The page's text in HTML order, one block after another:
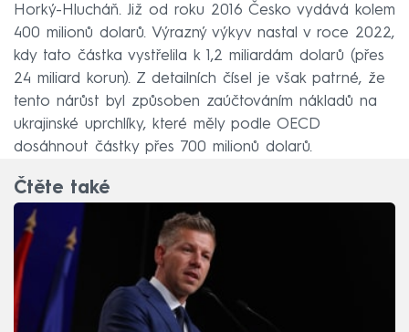
Horký-Hlucháň. Již od roku 2016 Česko vydává kolem
400 milionů dolarů. Výrazný výkyv nastal v roce 2022,
kdy tato částka vystřelila k 1,2 miliardám dolarů (přes
24 miliard korun). Z detailních čísel je však patrné, že
tento nárůst byl způsoben zaúčtováním nákladů na
ukrajinské uprchlíky, které měly podle OECD
dosáhnout částky přes 700 milionů dolarů.
Čtěte také